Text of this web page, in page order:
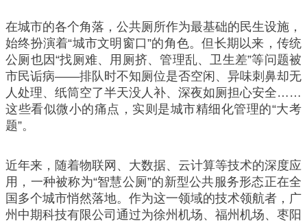
在城市的各个角落，公共厕所作为最基础的民生设施，
始终扮演着“城市文明窗口”的角色。但长期以来，传统
公厕也因“找厕难、用厕挤、管理乱、卫生差”等问题被
市民诟病——排队时不知厕位是否空闲、异味刺鼻却无
人处理、纸筒空了半天没人补、深夜如厕担心安全……
这些看似微小的痛点，实则是城市精细化管理的“大考
题”。
近年来，随着物联网、大数据、云计算等技术的深度应
用，一种被称为“智慧公厕”的新型公共服务形态正在全
国多个城市悄然落地。作为这一领域的技术领航者，广
州中期科技有限公司通过为徐州机场、福州机场、枣阳